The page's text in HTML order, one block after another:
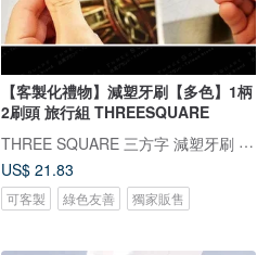
【客製化禮物】減塑牙刷【多色】1柄
2刷頭 旅行組 THREESQUARE
THREE SQUARE 三方字 減塑牙刷 氣墊拖鞋
US$ 21.83
可客製 綠色友善 獨家販售